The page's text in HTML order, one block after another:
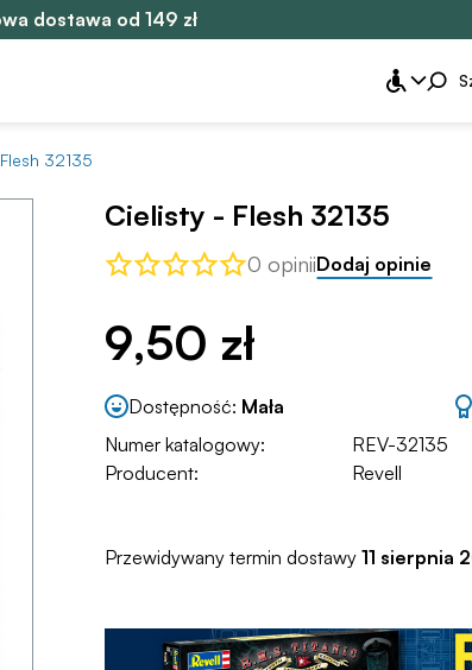
dostawa od 149 zł
32135
Cielisty - Flesh 32135
0 opiniiDodaj opinie
9,50 zł
Dostępność: Mała
Numer katalogowy:
REV-32135
Producent:
Revell
Przewidywany termin dostawy 11 sierpnia